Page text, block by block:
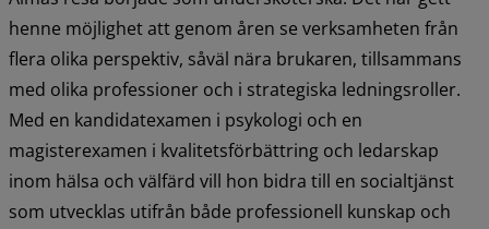
henne möjlighet att genom åren se verksamheten från
flera olika perspektiv, såväl nära brukaren, tillsammans
med olika professioner och i strategiska ledningsroller.
Med en kandidatexamen i psykologi och en
magisterexamen i kvalitetsförbättring och ledarskap
inom hälsa och välfärd vill hon bidra till en socialtjänst
som utvecklas utifrån både professionell kunskap och